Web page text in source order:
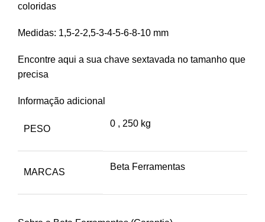
coloridas
Medidas: 1,5-2-2,5-3-4-5-6-8-10 mm
Encontre aqui a sua chave sextavada no tamanho que
precisa
Informação adicional
PESO
0 , 250 kg
MARCAS
Beta Ferramentas